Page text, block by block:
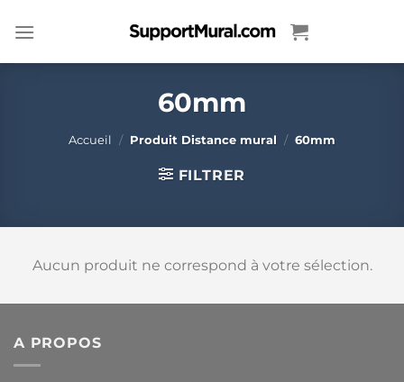
au
60mm
Accueil / Produit Distance mural / 60mm
FILTRER
Aucun produit ne correspond à votre sélection.
A PROPOS